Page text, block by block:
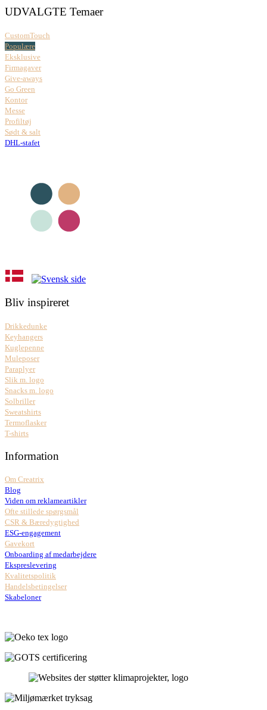
UDVALGTE Temaer
CustomTouch
Populære
Eksklusive
Firmagaver
Give-aways
Go Green
Kontor
Messe
Profiltøj
Sødt & salt
DHL-stafet
Bliv inspireret
Drikkedunke
Keyhangers
Kuglepenne
Muleposer
Paraplyer
Slik m. logo
Snacks m. logo
Solbriller
Sweatshirts
Termoflasker
T-shirts
Information
Om Creatrix
Blog
Viden om reklameartikler
Ofte stillede spørgsmål
CSR & Bæredygtighed
ESG-engagement
Gavekort
Onboarding af medarbejdere
Ekspreslevering
Kvalitetspolitik
Handelsbetingelser
Skabeloner